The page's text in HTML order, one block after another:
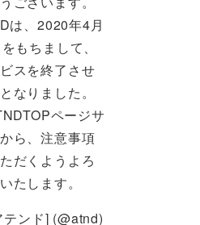
は、2020年4月
もちまして、
スを終了させ
なりました。
ページサ
ら、注意事項
だくようよろ
たします。
ンド] (@atnd)